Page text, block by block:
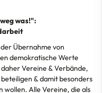
was!":
Übernahme von
demokratische Werte
Vereine & Verbände,
& damit besonders
wollen. Alle Vereine, die als